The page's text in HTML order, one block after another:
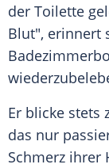
der Toilette
Blut", erinnert
Er blicke stets
das nur
Schmerz ihrer